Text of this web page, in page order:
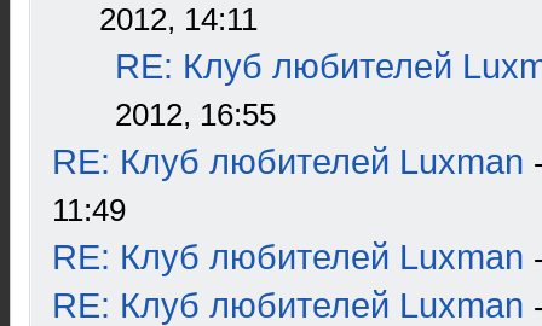
2012, 14:11
RE: Клуб любителей
2012, 16:55
RE: Клуб любителей Luxman
11:49
RE: Клуб любителей Luxman
RE: Клуб любителей Luxman